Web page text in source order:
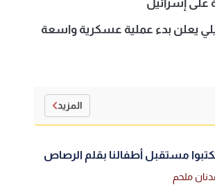
إسرائيل
يعلن بدء عملية عسكرية واسعة
المزيد
مستقبل أطفالنا بقلم الرصاص
ملحم